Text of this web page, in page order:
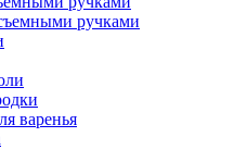
ручками
варенья